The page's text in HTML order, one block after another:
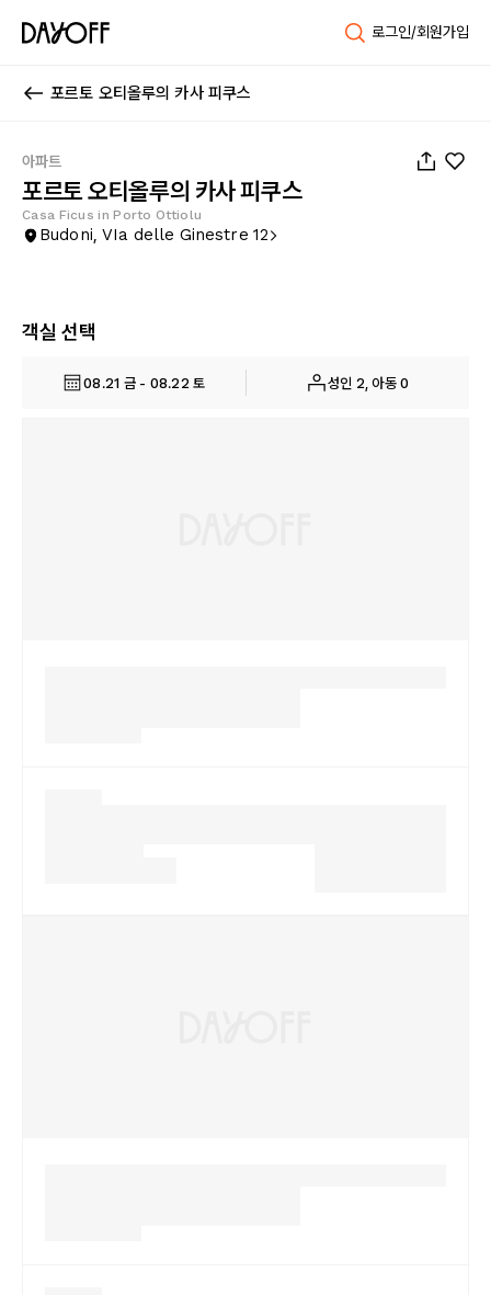
로그인/회원가입
포르토 오티올루의 카사 피쿠스
아파트
포르토 오티올루의 카사 피쿠스
Casa Ficus in Porto Ottiolu
Budoni, VIa delle Ginestre 12
객실 선택
08.21 금 - 08.22 토 성인 2, 아동 0